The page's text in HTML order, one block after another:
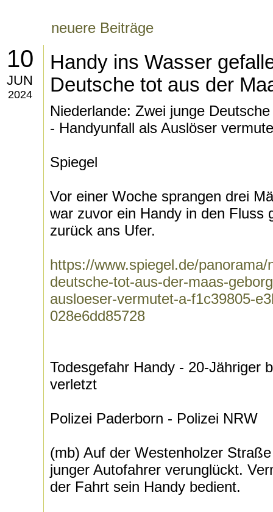
neuere Beiträge
10
JUN
2024
Handy ins Wasser
Deutsche tot aus der
Niederlande: Zwei junge
- Handyunfall als Auslöser
Spiegel
Vor einer Woche sprangen drei
war zuvor ein Handy in den Fluss
zurück ans Ufer.
https://www.spiegel.de/
deutsche-tot-aus-der-maas-
ausloeser-vermutet-a-f1c39805-
028e6dd85728
Todesgefahr Handy - 20-Jähriger
verletzt
Polizei Paderborn - Polizei NRW
(mb) Auf der Westenholzer
junger Autofahrer verunglückt.
der Fahrt sein Handy bedient.